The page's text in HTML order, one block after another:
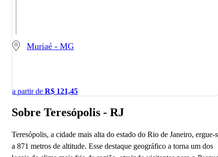
Muriaé - MG
a partir de R$ 121,45
Sobre Teresópolis - RJ
Teresópolis, a cidade mais alta do estado do Rio de Janeiro, ergue-
a 871 metros de altitude. Esse destaque geográfico a torna um dos